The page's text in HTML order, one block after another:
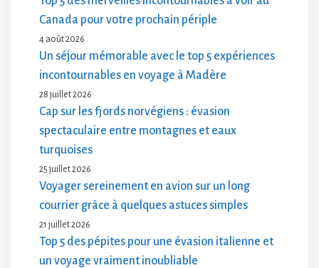
Canada pour votre prochain périple
4 août 2026
Un séjour mémorable avec le top 5 expériences
incontournables en voyage à Madère
28 juillet 2026
Cap sur les fjords norvégiens : évasion
spectaculaire entre montagnes et eaux
turquoises
25 juillet 2026
Voyager sereinement en avion sur un long
courrier grâce à quelques astuces simples
21 juillet 2026
Top 5 des pépites pour une évasion italienne et
un voyage vraiment inoubliable